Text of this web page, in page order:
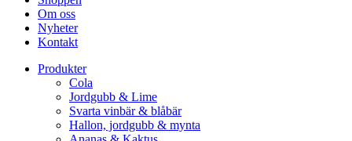
Om oss
Nyheter
Kontakt
Produkter
Cola
Jordgubb & Lime
Svarta vinbär & blåbär
Hallon, jordgubb & mynta